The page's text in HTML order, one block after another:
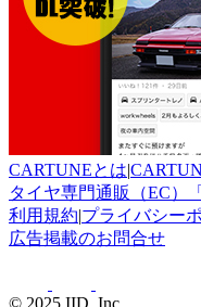
CARTUNEとは|
タイヤ専門通販（EC）
利用規約|プライバシー
広告掲載のお問合せ
© 2025 IID, Inc.